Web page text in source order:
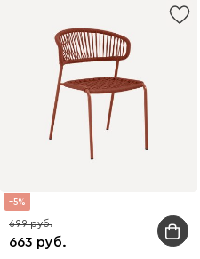
5
663
699